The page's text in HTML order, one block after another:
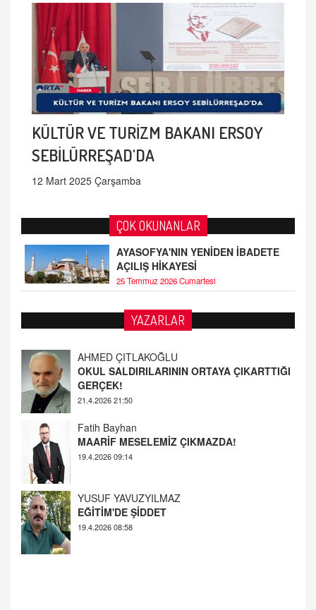
KÜLTÜR VE TURİZM BAKANI ERSOY
SEBİLÜRREŞAD'DA
12 Mart 2025 Çarşamba
ÇOK OKUNANLAR
AYASOFYA'NIN YENİDEN İBADETE
AÇILIŞ HİKAYESİ
25 Temmuz 2026 Cumartesi
YAZARLAR
AHMED ÇITLAKOĞLU
OKUL SALDIRILARININ ORTAYA ÇIKARTTIĞI
GERÇEK!
21.4.2026 21:50
Fatih Bayhan
MAARİF MESELEMİZ ÇIKMAZDA!
19.4.2026 09:14
YUSUF YAVUZYILMAZ
EĞİTİM'DE ŞİDDET
19.4.2026 08:58